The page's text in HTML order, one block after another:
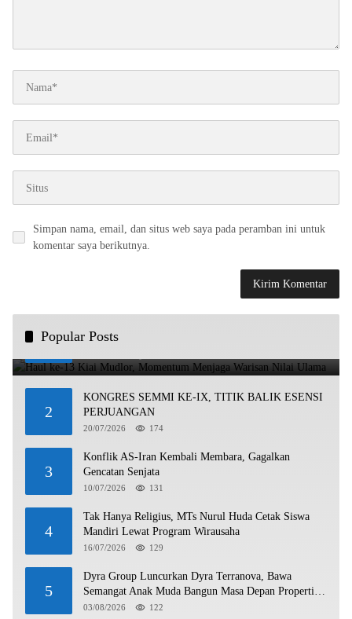
Simpan nama, email, dan situs web saya pada peramban ini untuk
komentar saya berikutnya.
Popular Posts
1
Nilai Ulama
2
KONGRES SEMMI KE-IX, TITIK BALIK ESENSI
PERJUANGAN
20/07/2026 174
3
Konflik AS-Iran Kembali Membara, Gagalkan
Gencatan Senjata
10/07/2026 131
4
Tak Hanya Religius, MTs Nurul Huda Cetak Siswa
Mandiri Lewat Program Wirausaha
16/07/2026 129
5
Dyra Group Luncurkan Dyra Terranova, Bawa
Semangat Anak Muda Bangun Masa Depan Properti
Batam
03/08/2026 122